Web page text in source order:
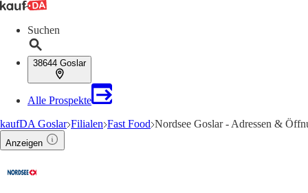
Suchen
38644 Goslar
Alle Prospekte
kaufDA Goslar Filialen Fast Food Nordsee Goslar - Adressen &
Anzeigen